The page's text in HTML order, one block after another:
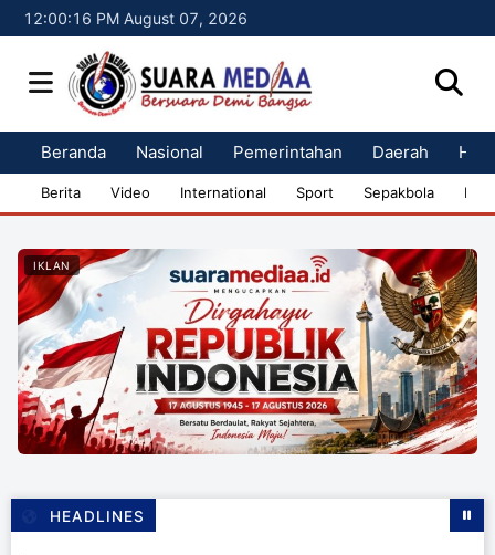
12:00:17 PM August 07, 2026
Beranda Nasional Pemerintahan Daerah
Berita Video International Sport Sepakbola
IKLAN
HEADLINES